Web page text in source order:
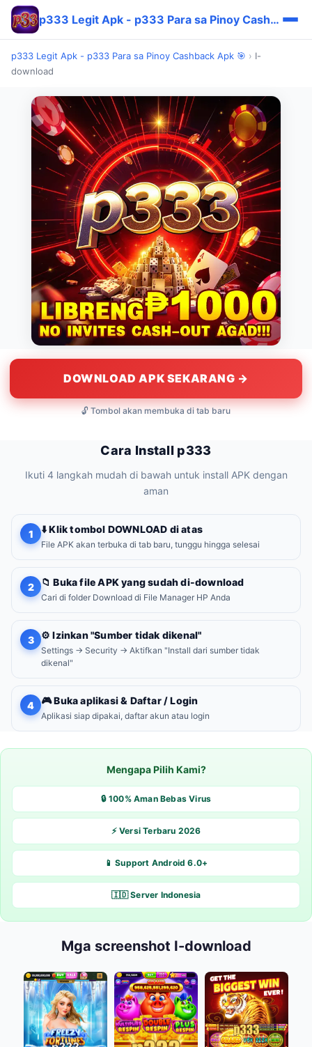
p333 Legit Apk - p333 Para sa Pinoy Cashback Apk 🎯
p333 Legit Apk - p333 Para sa Pinoy Cashback Apk 🎯 › I-
download
DOWNLOAD APK SEKARANG →
🔓 Tombol akan membuka di tab baru
Cara Install p333
Ikuti 4 langkah mudah di bawah untuk install APK dengan
aman
1 ⬇️ Klik tombol DOWNLOAD di atas
File APK akan terbuka di tab baru, tunggu hingga selesai
2 📁 Buka file APK yang sudah di-download
Cari di folder Download di File Manager HP Anda
3 ⚙️ Izinkan "Sumber tidak dikenal"
Settings → Security → Aktifkan "Install dari sumber tidak
dikenal"
4 🎮 Buka aplikasi & Daftar / Login
Aplikasi siap dipakai, daftar akun atau login
Mengapa Pilih Kami?
🔒 100% Aman Bebas Virus
⚡ Versi Terbaru 2026
📱 Support Android 6.0+
🇮🇩 Server Indonesia
Mga screenshot I-download